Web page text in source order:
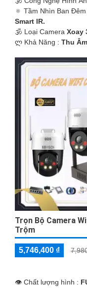
🔅 Tầm Nhìn Ban Đêm
Smart IR.
🕉️ Loại Camera Xoay
️ლ Khả Năng : Thu
Trọn Bộ Camera
Trộm
5,746,400 ₫
👁 Chất lượng hình :